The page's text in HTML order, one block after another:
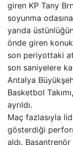
giren KP Tany
soyunma
yarıda
önde giren
son periyottaki
son saniyelere
Antalya
Basketbol
ayrıldı.
Maç fazlasıyla
gösterdiği
aldı.